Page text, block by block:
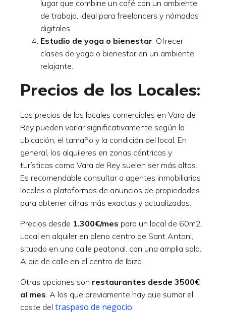
lugar que combine un café con un ambiente
de trabajo, ideal para freelancers y nómadas
digitales.
Estudio de yoga o bienestar: Ofrecer
clases de yoga o bienestar en un ambiente
relajante.
Precios de los Locales:
Los precios de los locales comerciales en Vara de
Rey pueden variar significativamente según la
ubicación, el tamaño y la condición del local. En
general, los alquileres en zonas céntricas y
turísticas como Vara de Rey suelen ser más altos.
Es recomendable consultar a agentes inmobiliarios
locales o plataformas de anuncios de propiedades
para obtener cifras más exactas y actualizadas.
Precios desde 1.300€/mes para un local de 60m2.
Local en alquiler en pleno centro de Sant Antoni,
situado en una calle peatonal. con una amplia sala.
A pie de calle en el centro de Ibiza.
Otras opciones son restaurantes desde 3500€
al mes. A los que previamente hay que sumar el
coste del traspaso de negocio.